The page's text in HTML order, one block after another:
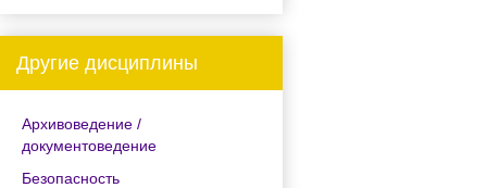
Другие дисциплины
Архивоведение /
документоведение
Безопасность